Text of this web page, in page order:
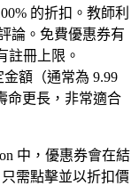
的折扣。教師利
論。免費優惠券有
註冊上限。
額（通常為 9.99
命更長，非常適合
中，優惠券會在結
需點擊並以折扣價